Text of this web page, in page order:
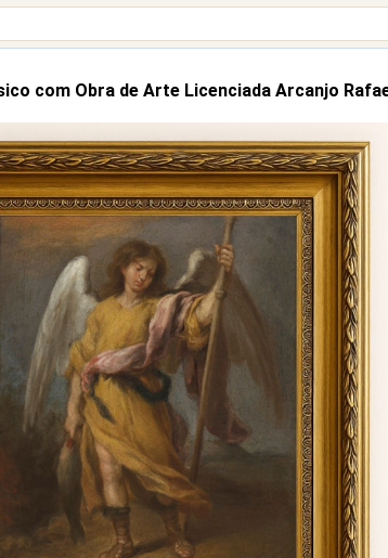
com Obra de Arte Licenciada Arcanjo